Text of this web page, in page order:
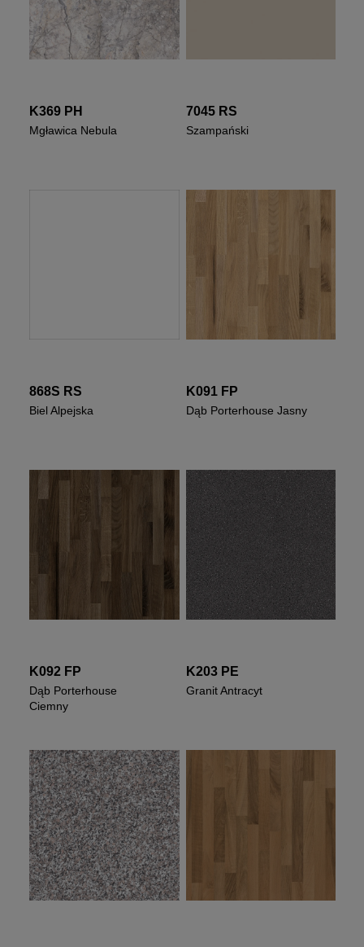
K369 PH
Mgławica Nebula
7045 RS
Szampański
868S RS
Biel Alpejska
K091 FP
Dąb Porterhouse Jasny
K092 FP
Dąb Porterhouse
Ciemny
K203 PE
Granit Antracyt